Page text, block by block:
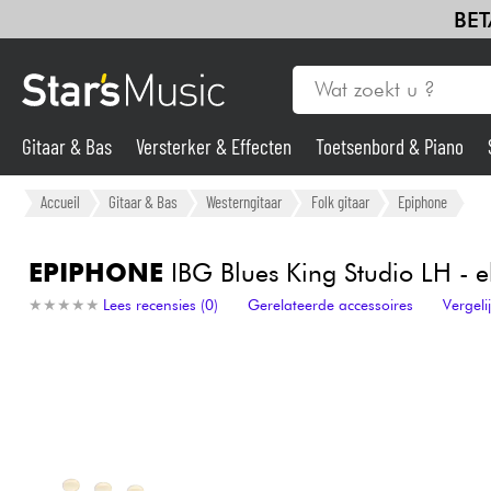
Gitaar & Bas
Synths & samplers
Gitaar & Bas Versterker & Effecten Toetsenbord & Piano
Accueil Gitaar & Bas Westerngitaar Folk gitaar Epiphone
EPIPHONE IBG Blues King Studio LH -
★ ★ ★ ★ ★
★ ★ ★ ★ ★ Lees recensies (0) Gerelateerde accessoires